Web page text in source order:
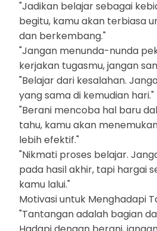
"Jadikan belajar sebagai
begitu, kamu akan terbiasa
dan berkembang."
"Jangan menunda-nunda
kerjakan tugasmu, jangan
"Belajar dari kesalahan.
yang sama di kemudian hari."
"Berani mencoba hal baru
tahu, kamu akan
lebih efektif."
"Nikmati proses belajar.
pada hasil akhir, tapi hargai
kamu lalui."
Motivasi untuk Menghadapi
"Tantangan adalah bagian